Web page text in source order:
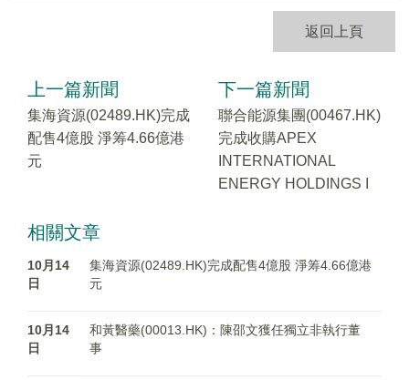
返回上頁
上一篇新聞
集海資源(02489.HK)完成
配售4億股 淨筹4.66億港
元
下一篇新聞
聯合能源集團(00467.HK)
完成收購APEX
INTERNATIONAL
ENERGY HOLDINGS I
相關文章
10月14
日
集海資源(02489.HK)完成配售4億股 淨筹4.66億港
元
10月14
日
和黃醫藥(00013.HK)：陳邵文獲任獨立非執行董
事